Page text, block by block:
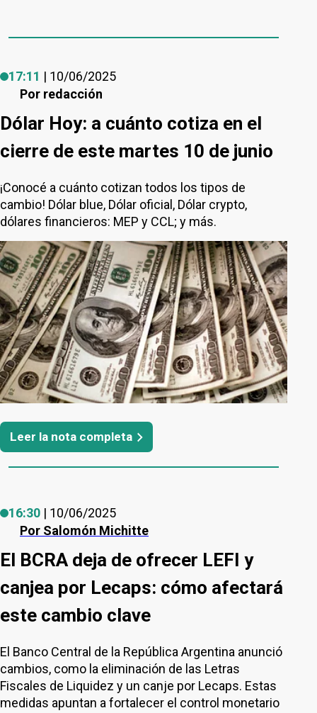
Por redacción
17:11 | 10/06/2025
Dólar Hoy: a cuánto cotiza en el
cierre de este martes 10 de junio
¡Conocé a cuánto cotizan todos los tipos de
cambio! Dólar blue, Dólar oficial, Dólar crypto,
dólares financieros: MEP y CCL; y más.
Leer la nota completa
Por Salomón Michitte
16:30 | 10/06/2025
El BCRA deja de ofrecer LEFI y
canjea por Lecaps: cómo afectará
este cambio clave
El Banco Central de la República Argentina anunció
cambios, como la eliminación de las Letras
Fiscales de Liquidez y un canje por Lecaps. Estas
medidas apuntan a fortalecer el control monetario